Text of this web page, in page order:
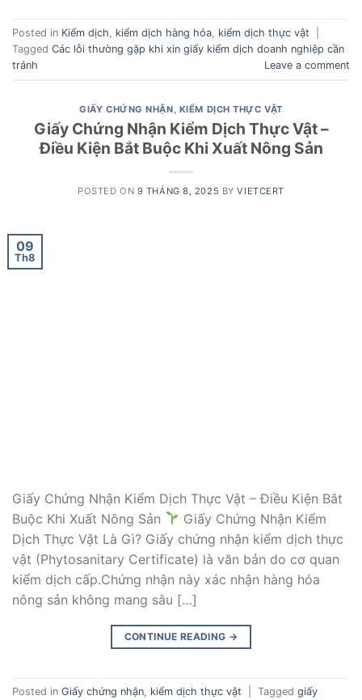
Posted in Kiểm dịch kiểm dịch hàng hóa kiểm dịch thực vật
Tagged Các lỗi thường gặp khi xin giấy kiểm dịch doanh nghiệp cần
tránh
Leave a comment
GIẤY CHỨNG NHẬN, KIỂM DỊCH THỰC VẬT
Giấy Chứng Nhận Kiểm Dịch Thực Vật –
Điều Kiện Bắt Buộc Khi Xuất Nông Sản
POSTED ON 9 THÁNG 8, 2025 BYVIETCERT
09
Th8
Giấy Chứng Nhận Kiểm Dịch Thực Vật – Điều Kiện Bắt
Buộc Khi Xuất Nông Sản
Giấy Chứng Nhận Kiểm
Dịch Thực Vật Là Gì? Giấy chứng nhận kiểm dịch thực
vật (Phytosanitary Certificate) là văn bản do cơ quan
kiểm dịch cấp.Chứng nhận này xác nhận hàng hóa
nông sản không mang sâu […]
CONTINUE READING →
Posted in Giấy chứng nhận, kiểm dịch thực vật Tagged giấy